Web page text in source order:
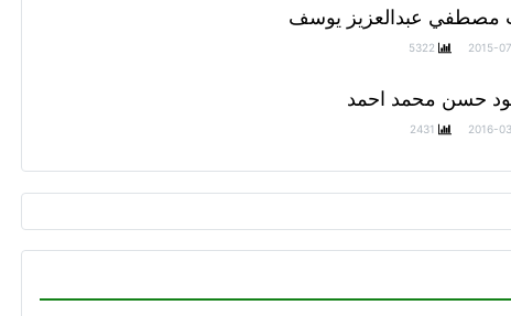
مصطفي عبدالعزيز يوسف
2015-
5322
حسن محمد احمد
2016-
2431